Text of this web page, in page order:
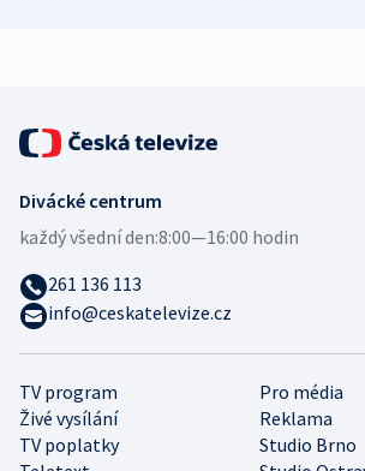
TV program
Pro média
Živé vysílání
Reklama
TV poplatky
Studio Brno
Divácké centrum
každý všední den:8:00—16:00 hodin
261 136 113
info@ceskatelevize.cz